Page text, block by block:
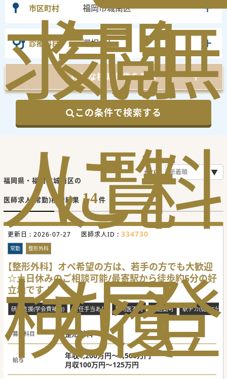
求
人
検
気
に
な
閲
覧
履
無
料
登
市区町村 福岡市城南区
診療科目 選択なし
詳細な検索条件を表示
この条件で検索する
福岡県・福岡市城南区の
医師求人(常勤)検索結果 14件
並び順
更新日 : 2026-07-27 医師求人ID : 334730
常勤 整形外科
【整形外科】オペ希望の方は、若手の方でも大歓迎
☆土日休みのご相談可能/最寄駅から徒歩約5分の好
立地です！
研究支援(学会費補助) 赴任手当あり 専門医不問 車通勤可 駅チカ(徒歩5分以
募集科目 整形外科
給与
年収1,200万円～1,500万円
月収100万円～125万円